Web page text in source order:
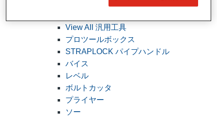
View All 汎用工具
プロツールボックス
STRAPLOCK パイプハンドル
バイス
レベル
ボルトカッタ
プライヤー
ソー